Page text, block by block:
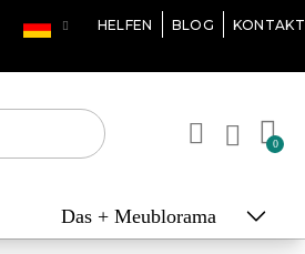
HELFEN BLOG KONTAKT
Das + Meublorama